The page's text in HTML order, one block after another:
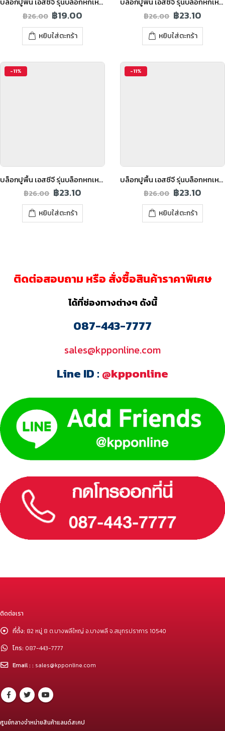
฿26.00 ฿19.00
หยิบใส่ตะกร้า
฿26.00 ฿23.10
หยิบใส่ตะกร้า
-11%
บล็อกปูพื้น เอสซีจี รุ่นบล็อกหกเหลี่ยม สีน้ำตาล
฿26.00 ฿23.10
หยิบใส่ตะกร้า
-11%
บล็อกปูพื้น เอสซีจี รุ่นบล็อกหกเหลี่ยม สีแดง
฿26.00 ฿23.10
หยิบใส่ตะกร้า
ติดต่อสอบถาม หรือ สั่งซื้อสินค้าราคาพิเศษ
ได้ที่ช่องทางต่างๆ ดังนี้
087-443-7777
sales@kpponline.com
Line ID : @kpponline
ติดต่อเรา
ที่ตั้ง: 82 หมู่ 8 ต.บางพลีใหญ่ อ.บางพลี จ.สมุทรปราการ 10540
โทร: 087-443-7777
Email : : sales@kpponline.com
ศูนย์กลางจำหน่ายสินค้าแลนด์สเคป